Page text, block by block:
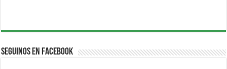
Seguinos en Facebook